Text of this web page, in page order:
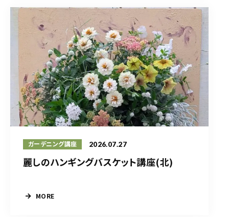
ガーデニング講座 2026.07.27
麗しのハンギングバスケット講座(北)
MORE